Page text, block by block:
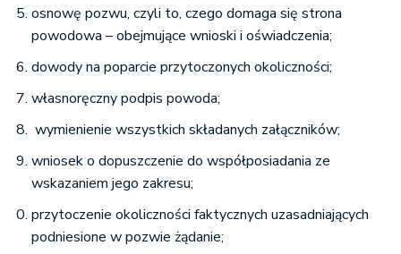
osnowę pozwu, czyli to, czego domaga się strona
powodowa – obejmujące wnioski i oświadczenia;
dowody na poparcie przytoczonych okoliczności;
własnoręczny podpis powoda;
wymienienie wszystkich składanych załączników;
wniosek o dopuszczenie do współposiadania ze
wskazaniem jego zakresu;
przytoczenie okoliczności faktycznych uzasadniających
podniesione w pozwie żądanie;